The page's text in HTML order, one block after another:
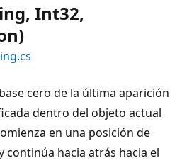
Int32,
cero de la última aparición
dentro del objeto actual
en una posición de
continúa hacia atrás hacia el